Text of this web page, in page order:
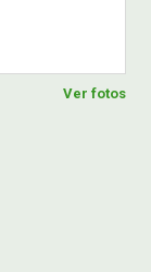
Ver fotos